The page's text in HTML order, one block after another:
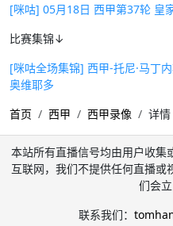
[咪咕] 05月18日 西甲第37轮 皇
比赛集锦↓
[咪咕全场集锦] 西甲-托尼·马丁
奥维耶多
首页
西甲 西甲录像 详情
本站所有直播信号均由用户收集
互联网，我们不提供任何直播
们会立
联系我们：